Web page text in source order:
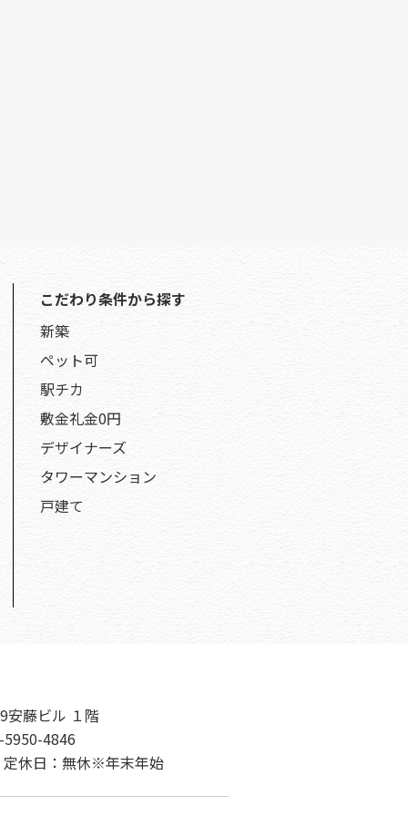
こだわり条件から探す
新築
ペット可
駅チカ
敷金礼金0円
デザイナーズ
タワーマンション
戸建て
安藤ビル １階
5950-4846
休日：無休※年末年始